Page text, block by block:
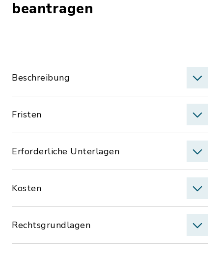
beantragen
Beschreibung
Fristen
Erforderliche Unterlagen
Kosten
Rechtsgrundlagen